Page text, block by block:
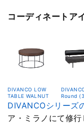
コーディネートア
DIVANCO LOW
TABLE WALNUT
Round
DIVANCOシリーズ
ア・ミラノにて修